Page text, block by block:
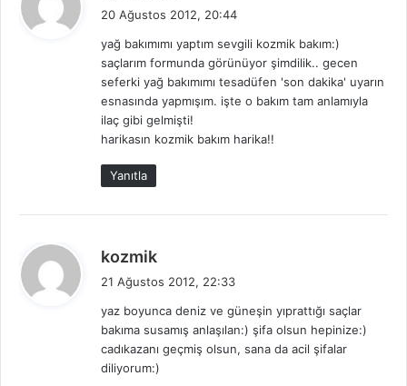
i
k
i
20 Ağustos 2012, 20:44
yağ bakımımı yaptım sevgili kozmik bakım:)
saçlarım formunda görünüyor şimdilik.. gecen
seferki yağ bakımımı tesadüfen 'son dakika' uyarın
esnasında yapmışım. işte o bakım tam anlamıyla
ilaç gibi gelmişti!
harikasın kozmik bakım harika!!
Yanıtla
kozmik
i
k
i
:
21 Ağustos 2012, 22:33
yaz boyunca deniz ve güneşin yıprattığı saçlar
bakıma susamış anlaşılan:) şifa olsun hepinize:)
cadıkazanı geçmiş olsun, sana da acil şifalar
diliyorum:)